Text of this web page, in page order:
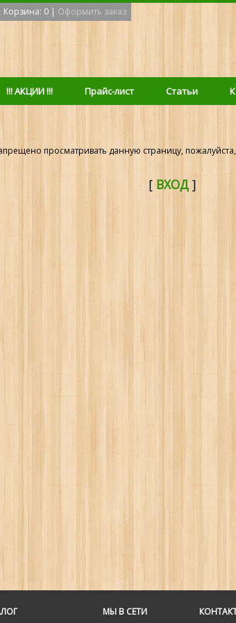
Корзина: 0 | Оформить заказ
!!! АКЦИИ !!! Прайс-лист Статьи
просматривать данную страницу,
[ ВХОД]
МЫ В СЕТИ